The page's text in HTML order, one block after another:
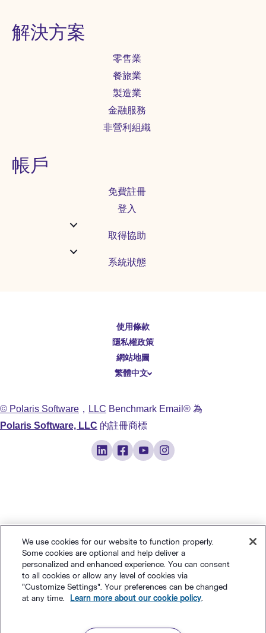
解決方案
零售業
餐旅業
製造業
金融服務
非營利組織
帳戶
免費註冊
登入
取得協助
系統狀態
使用條款
隱私權政策
網站地圖
繁體中文
Español
Deutsch
简体中文
Português (BR)
Français
© Polaris Software ， LLC Benchmark Email® 為
Polaris Software, LLC 的註冊商標
We use cookies for our website to function properly.
Some cookies are optional and help deliver a
personalized and enhanced experience. You can consent
to all cookies or allow any level of cookies via
"Customize Settings". Your preferences can be changed
at any time.
Learn more about our cookie policy.